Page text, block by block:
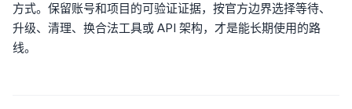
方式。保留账号和项目的可验证证据，按官方边界选择等待、
升级、清理、换合法工具或 API 架构，才是能长期使用的路
线。